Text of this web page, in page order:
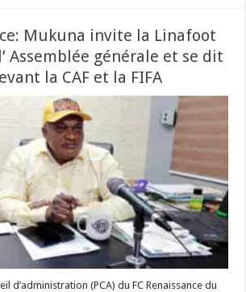
Mukuna invite la Linafoot
Assemblée générale et se dit
la CAF et la FIFA
d’administration (PCA) du FC Renaissance du